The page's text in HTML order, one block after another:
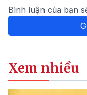
Bình luận của bạn
Xem nhiều